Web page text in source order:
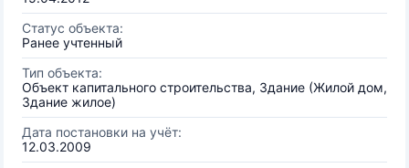
Статус объекта:
Ранее учтенный
Тип объекта:
Объект капитального строительства, Здание (Жилой дом,
Здание жилое)
Дата постановки на учёт:
12.03.2009